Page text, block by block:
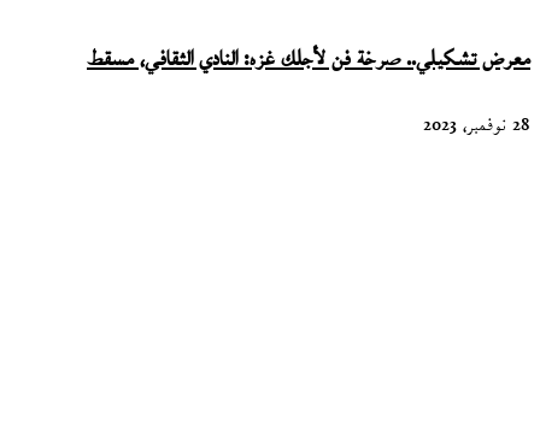
معرض تشكيلي.. صرخة فن لأجلك غزه: النادي الثقافي، مسقط
28 نوفمبر، 2023